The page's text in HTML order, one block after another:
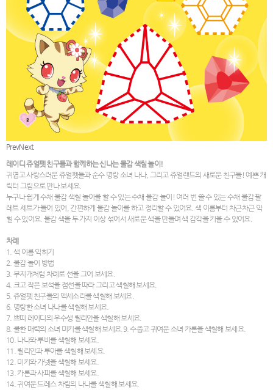
PrevNext
레이디 쥬얼펫 친구들과 함께하는 신나는 물감 색칠 놀이!
귀엽고 사랑스러운 쥬얼펫들과 순수 명랑 소녀 나나, 그리고 쥬얼랜드의 새로운 친구들! 예쁜 캐
릭터 그림으로 만나 보세요.
누구나 쉽게 수채 물감 색칠 놀이를 할 수 있는 수채 물감 놀이! 여러 번 쓸 수 있는 수채 물감 팔
레트 세트가 들어 있어, 간편하게 물감 놀이를 하고 정리할 수 있어요. 색 이름부터 차근차근 익
힐 수 있어요. 물감 색을 두 가지 이상 섞어서 새로운 색을 만들며 색 감각을 키울 수 있어요.
차례
1. 색 이름 익히기
2. 물감 놀이 방법
3. 무지개처럼 차례로 선을 그어 보세요.
4. 크고 작은 보석을 점선을 따라 그리고 색칠해 보세요.
5. 쥬얼펫 친구들의 액세소리를 색칠해 보세요.
6. 명랑한 소녀 나나를 색칠해 보세요.
7. 쁘띠 레이디의 우수생 릴리안을 색칠해 보세요.
8. 쿨한 매력의 소녀 미키를 색칠해 보세요.9. 수줍고 귀여운 소녀 카론을 색칠해 보세요.
10. 나나와 루비를 색칠해 보세요.
11. 릴리안과 루아를 색칠해 보세요.
12. 미키와 가넷을 색칠해 보세요.
13. 카론과 사피를 색칠해 보세요.
14. 귀여운 드레스 차림의 나나를 색칠해 보세요.